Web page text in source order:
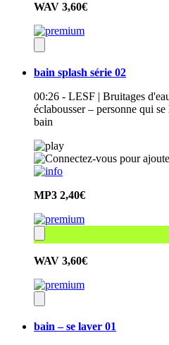
WAV 3,60€
bain splash série 02
00:26 - LESF | Bruitages
éclabousser – personne qui
bain
MP3 2,40€
WAV 3,60€
bain – se laver 01